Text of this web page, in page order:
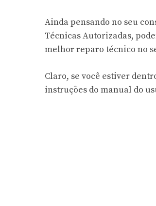
Ainda pensando no seu
Técnicas Autorizadas,
melhor reparo técnico no
Claro, se você estiver
instruções do manual do